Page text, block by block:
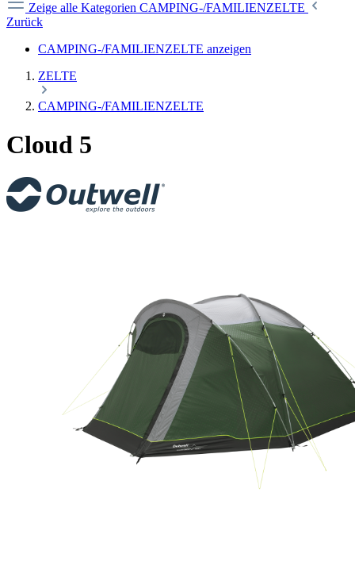
Zeige alle Kategorien CAMPING-/FAMILIENZELTE
Zurück
CAMPING-/FAMILIENZELTE anzeigen
ZELTE
CAMPING-/FAMILIENZELTE
Cloud 5